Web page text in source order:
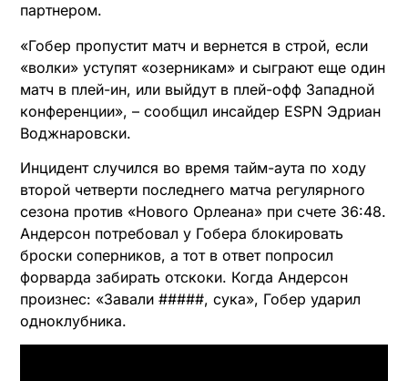
партнером.
«Гобер пропустит матч и вернется в строй, если
«волки» уступят «озерникам» и сыграют еще один
матч в плей-ин, или выйдут в плей-офф Западной
конференции», – сообщил инсайдер ESPN Эдриан
Воджнаровски.
Инцидент случился во время тайм-аута по ходу
второй четверти последнего матча регулярного
сезона против «Нового Орлеана» при счете 36:48.
Андерсон потребовал у Гобера блокировать
броски соперников, а тот в ответ попросил
форварда забирать отскоки. Когда Андерсон
произнес: «Завали #####, сука», Гобер ударил
одноклубника.